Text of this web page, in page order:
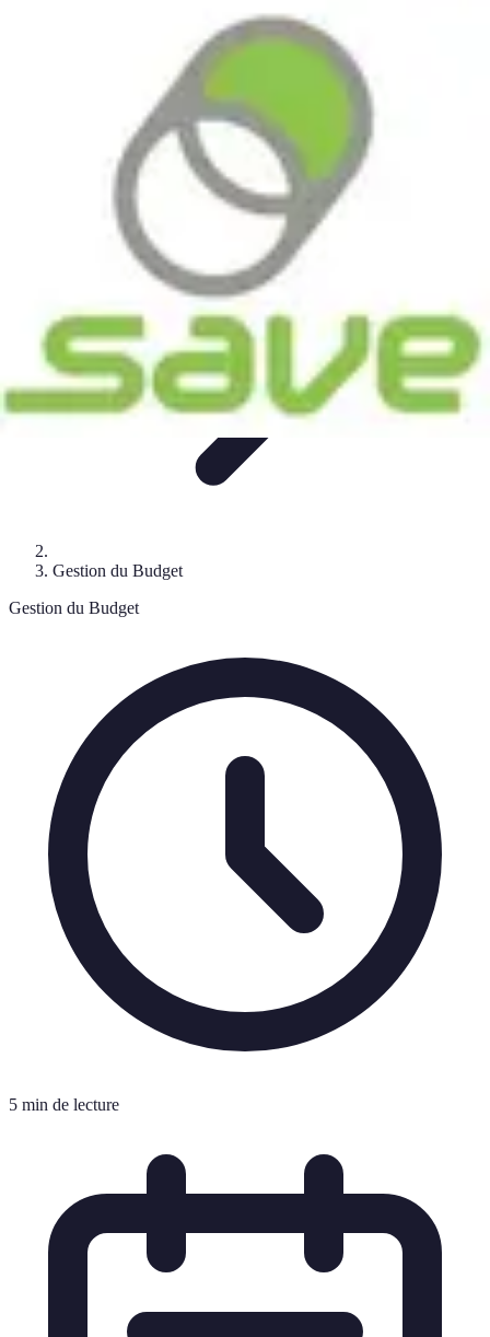
ÉnergieAstuces Quotidiennes
Astuces Pour Économiser
Gestion du Budget
Gestion du Budget
5 min de lecture